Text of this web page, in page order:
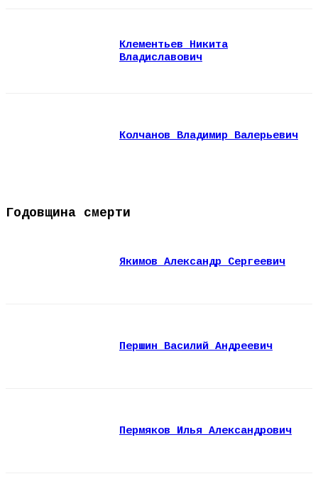
Клементьев Никита
Владиславович
Колчанов Владимир Валерьевич
Годовщина смерти
Якимов Александр Сергеевич
Першин Василий Андреевич
Пермяков Илья Александрович